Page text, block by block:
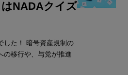
NADAクイズ
した！ 暗号資産規制の
の移行や、与党が推進